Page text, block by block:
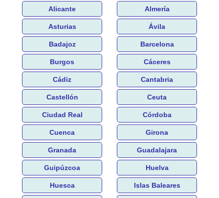
Alicante Almería
Asturias Ávila
Badajoz Barcelona
Burgos Cáceres
Cádiz Cantabria
Castellón Ceuta
Ciudad Real Córdoba
Cuenca Girona
Granada Guadalajara
Guipúzcoa Huelva
Huesca Islas Baleares